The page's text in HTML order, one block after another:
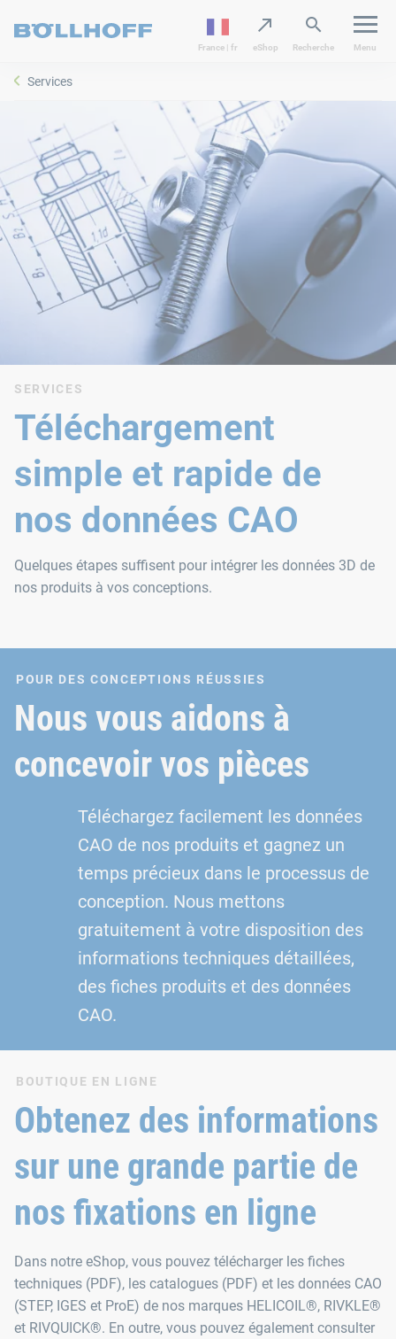
France | fr eShop Recherche Menu
Services
SERVICES
Téléchargement
simple et rapide de
nos données CAO
Quelques étapes suffisent pour intégrer les données 3D de
nos produits à vos conceptions.
POUR DES CONCEPTIONS RÉUSSIES
Nous vous aidons à
concevoir vos pièces
Téléchargez facilement les données
CAO de nos produits et gagnez un
temps précieux dans le processus de
conception. Nous mettons
gratuitement à votre disposition des
informations techniques détaillées,
des fiches produits et des données
CAO.
BOUTIQUE EN LIGNE
Obtenez des informations
sur une grande partie de
nos fixations en ligne
Dans notre eShop, vous pouvez télécharger les fiches
techniques (PDF), les catalogues (PDF) et les données CAO
(STEP, IGES et ProE) de nos marques HELICOIL®, RIVKLE®
et RIVQUICK®. En outre, vous pouvez également consulter